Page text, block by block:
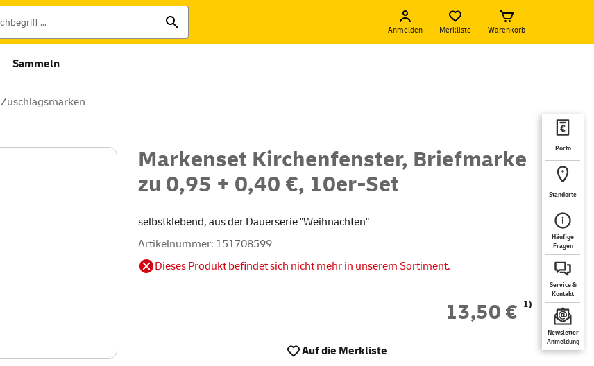
Anmelden Merkliste Warenkorb
Sammeln
Porto
Standorte
Häufige
Fragen
Service &
Kontakt
Newsletter
Anmeldung
Zuschlagsmarken
Markenset Kirchenfenster, Briefmarke
zu 0,95 + 0,40 €, 10er-Set
selbstklebend, aus der Dauerserie "Weihnachten"
Artikelnummer: 151708599
Dieses Produkt befindet sich nicht mehr in unserem Sortiment.
13,50 € 1)
Auf die Merkliste